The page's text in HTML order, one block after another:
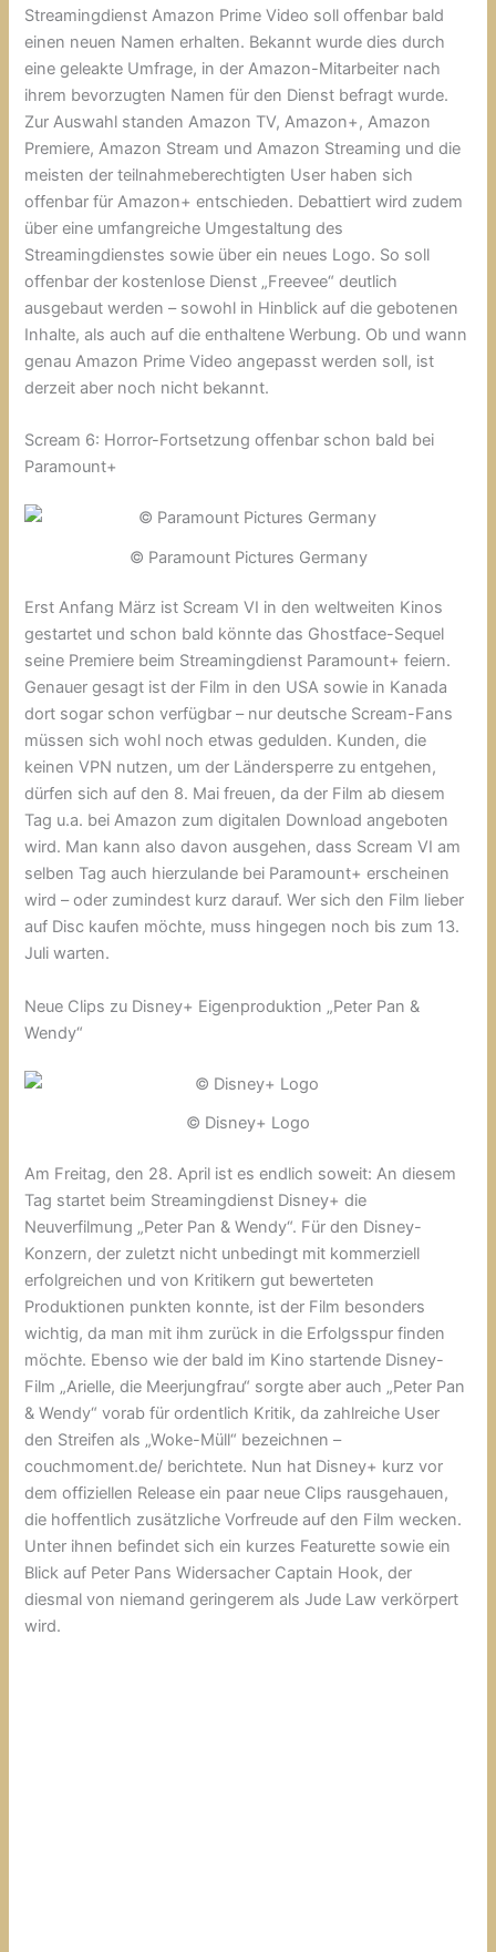
Streamingdienst Amazon Prime Video soll offenbar bald
einen neuen Namen erhalten. Bekannt wurde dies durch
eine geleakte Umfrage, in der Amazon-Mitarbeiter nach
ihrem bevorzugten Namen für den Dienst befragt wurde.
Zur Auswahl standen Amazon TV, Amazon+, Amazon
Premiere, Amazon Stream und Amazon Streaming und die
meisten der teilnahmeberechtigten User haben sich
offenbar für Amazon+ entschieden. Debattiert wird zudem
über eine umfangreiche Umgestaltung des
Streamingdienstes sowie über ein neues Logo. So soll
offenbar der kostenlose Dienst „Freevee“ deutlich
ausgebaut werden – sowohl in Hinblick auf die gebotenen
Inhalte, als auch auf die enthaltene Werbung. Ob und wann
genau Amazon Prime Video angepasst werden soll, ist
derzeit aber noch nicht bekannt.
Scream 6: Horror-Fortsetzung offenbar schon bald bei
Paramount+
© Paramount Pictures Germany
Erst Anfang März ist Scream VI in den weltweiten Kinos
gestartet und schon bald könnte das Ghostface-Sequel
seine Premiere beim Streamingdienst Paramount+ feiern.
Genauer gesagt ist der Film in den USA sowie in Kanada
dort sogar schon verfügbar – nur deutsche Scream-Fans
müssen sich wohl noch etwas gedulden. Kunden, die
keinen VPN nutzen, um der Ländersperre zu entgehen,
dürfen sich auf den 8. Mai freuen, da der Film ab diesem
Tag u.a. bei Amazon zum digitalen Download angeboten
wird. Man kann also davon ausgehen, dass Scream VI am
selben Tag auch hierzulande bei Paramount+ erscheinen
wird – oder zumindest kurz darauf. Wer sich den Film lieber
auf Disc kaufen möchte, muss hingegen noch bis zum 13.
Juli warten.
Neue Clips zu Disney+ Eigenproduktion „Peter Pan &
Wendy“
© Disney+ Logo
Am Freitag, den 28. April ist es endlich soweit: An diesem
Tag startet beim Streamingdienst Disney+ die
Neuverfilmung „Peter Pan & Wendy“. Für den Disney-
Konzern, der zuletzt nicht unbedingt mit kommerziell
erfolgreichen und von Kritikern gut bewerteten
Produktionen punkten konnte, ist der Film besonders
wichtig, da man mit ihm zurück in die Erfolgsspur finden
möchte. Ebenso wie der bald im Kino startende Disney-
Film „Arielle, die Meerjungfrau“ sorgte aber auch „Peter Pan
& Wendy“ vorab für ordentlich Kritik, da zahlreiche User
den Streifen als „Woke-Müll“ bezeichnen –
couchmoment.de/ berichtete. Nun hat Disney+ kurz vor
dem offiziellen Release ein paar neue Clips rausgehauen,
die hoffentlich zusätzliche Vorfreude auf den Film wecken.
Unter ihnen befindet sich ein kurzes Featurette sowie ein
Blick auf Peter Pans Widersacher Captain Hook, der
diesmal von niemand geringerem als Jude Law verkörpert
wird.